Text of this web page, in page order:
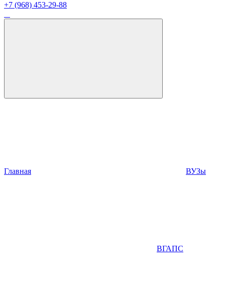
+7 (968) 453-29-88
Главная ВУЗы
ВГАПС